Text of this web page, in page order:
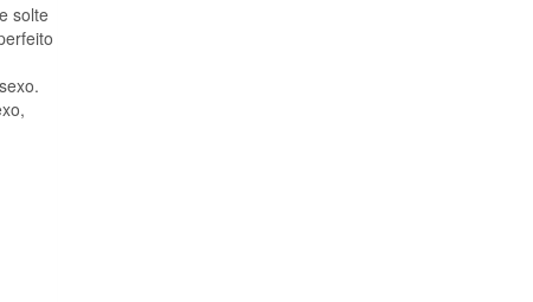
solte